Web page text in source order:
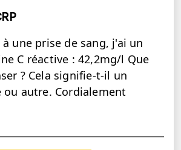
une prise de sang, j'ai un
C réactive : 42,2mg/l Que
? Cela signifie-t-il un
ou autre. Cordialement